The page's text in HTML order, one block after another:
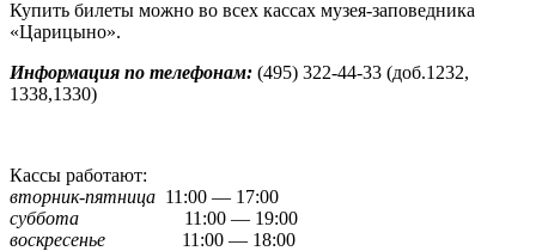
Купить билеты можно во всех кассах музея-заповедника
«Царицыно».
Информация по телефонам: (495) 322-44-33 (доб.1232,
1338,1330)
Кассы работают:
вторник-пятница 11:00 — 17:00
суббота 11:00 — 19:00
воскресенье
11:00 — 18:00